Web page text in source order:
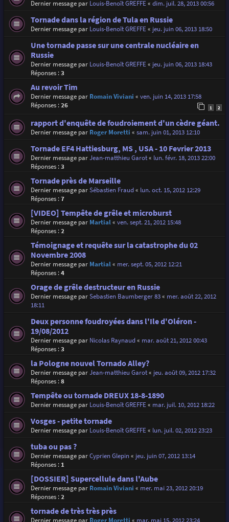
Dernier message par Louis-Benoît GREFFE« dim. juil. 28, 2013 00:56
Tornade dans la région de Tula en Russie
Dernier message par Louis-Benoît GREFFE« jeu. juin 06, 2013 18:50
Une tornade passe sur une centrale nucléaire en
Russie
Dernier message par Louis-Benoît GREFFE« jeu. juin 06, 2013 18:43
Réponses :3
Au revoir Tim
Dernier message par Romain Viviani « ven. juin 14, 2013 17:58
Réponses :26 1 2
rapport d'enquête de foudroiement d'un cèdre géant.
Dernier message par Roger Moretti « sam. juin 01, 2013 12:10
Tornade EF4 Hattiesburg, MS , USA - 10 Fevrier 2013
Dernier message parJean-matthieu Garot« lun. févr. 18, 2013 22:00
Réponses :3
Tornade près de Marseille
Dernier message parSébastien Fraud« lun. oct. 15, 2012 12:29
Réponses :7
[VIDEO] Tempête de grêle et microburst
Dernier message par Martial« ven. sept. 21, 2012 15:48
Réponses :2
Témoignage et requête sur la catastrophe du 02
Novembre 2008
Dernier message par Martial« mer. sept. 05, 2012 12:21
Réponses :4
Orage de grêle destructeur en Russie
Dernier message parSebastien Baumberger 83« mer. août 22, 2012
18:11
Deux personne foudroyées dans l'Ile d'Oléron -
19/08/2012
Dernier message par Nicolas Raynaud« mar. août 21, 2012 00:43
Réponses :3
la Pologne nouvel Tornado Alley?
Dernier message parJean-matthieu Garot« jeu. août 09, 2012 17:32
Réponses :8
Tempête ou tornade DREUX 18-8-1890
Dernier message par Louis-Benoît GREFFE« mar. juil. 10, 2012 18:22
Vosges - petite tornade
Dernier message par Louis-Benoît GREFFE« lun. juil. 02, 2012 23:23
tuba ou pas ?
Dernier message parCyprien Glepin« jeu. juin 07, 2012 13:14
Réponses : 1
[DOSSIER] Supercellule dans l'Aube
Dernier message par Romain Viviani « mer. mai 23, 2012 20:19
Réponses :2
tornade de très très près
Dernier message par Roger Moretti « mar. mai 15, 2012 23:24